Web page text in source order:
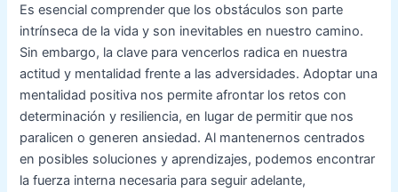
Es esencial comprender que los obstáculos son parte
intrínseca de la vida y son inevitables en nuestro camino.
Sin embargo, la clave para vencerlos radica en nuestra
actitud y mentalidad frente a las adversidades. Adoptar una
mentalidad positiva nos permite afrontar los retos con
determinación y resiliencia, en lugar de permitir que nos
paralicen o generen ansiedad. Al mantenernos centrados
en posibles soluciones y aprendizajes, podemos encontrar
la fuerza interna necesaria para seguir adelante,